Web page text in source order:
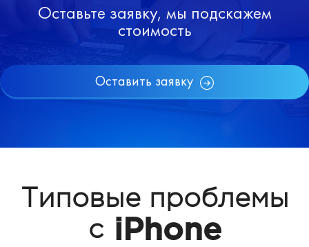
Оставьте заявку, мы подскажем
стоимость
Оставить заявку
Типовые проблемы
с iPhone